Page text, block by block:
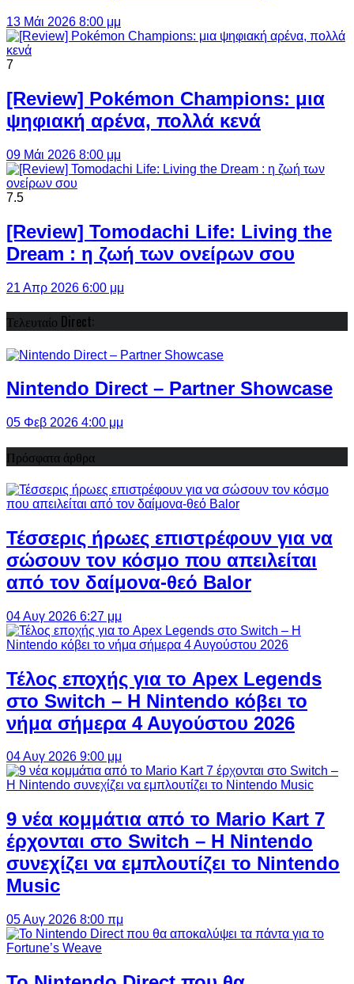
13 Μάι 2026 8:00 μμ
7
[Review] Pokémon Champions: μια
ψηφιακή αρένα, πολλά κενά
09 Μάι 2026 8:00 μμ
7.5
[Review] Tomodachi Life: Living the
Dream : η ζωή των ονείρων σου
21 Απρ 2026 6:00 μμ
Τελευταίο Direct:
Nintendo Direct – Partner Showcase
05 Φεβ 2026 4:00 μμ
Πρόσφατα άρθρα
Τέσσερις ήρωες επιστρέφουν για να
σώσουν τον κόσμο που απειλείται
από τον δαίμονα-θεό Balor
04 Αυγ 2026 6:27 μμ
Τέλος εποχής για το Apex Legends
στο Switch – Η Nintendo κόβει το
νήμα σήμερα 4 Αυγούστου 2026
04 Αυγ 2026 9:00 μμ
9 νέα κομμάτια από το Mario Kart 7
έρχονται στο Switch – Η Nintendo
συνεχίζει να εμπλουτίζει το Nintendo
Music
05 Αυγ 2026 8:00 πμ